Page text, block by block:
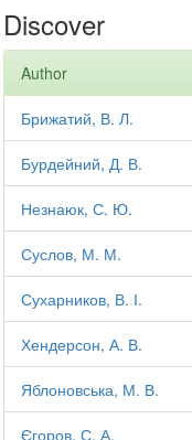
Discover
Author
Брижатий, В. Л.
Бурдейний, Д. В.
Незнаюк, С. Ю.
Суслов, М. М.
Сухарников, В. І.
Хендерсон, А. В.
Яблоновська, М. В.
Єгоров, С. А.